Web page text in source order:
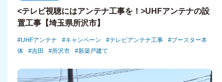
<テレビ視聴にはアンテナ工事を！>UHFアンテナの設
置工事【埼玉県所沢市】
UHFアンテナ キャンペーン テレビアンテナ工事
ブースター本
体
吉田 所沢市 新築戸建て